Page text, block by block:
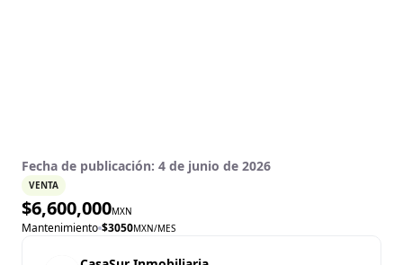
Fecha de publicación: 4 de junio de 2026
VENTA
$6,600,000MXN
Mantenimiento $3050MXN/MES